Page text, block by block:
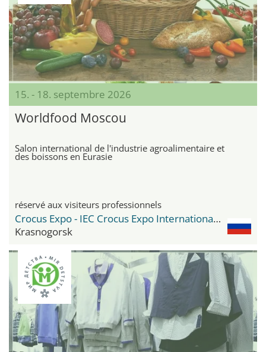
15. - 18. septembre 2026
Worldfood Moscou
Salon international de l'industrie agroalimentaire et
des boissons en Eurasie
réservé aux visiteurs professionnels
Crocus Expo - IEC Crocus Expo International Exhibition Centre
Krasnogorsk